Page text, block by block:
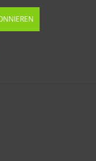
Graspapier
vorziehen oder